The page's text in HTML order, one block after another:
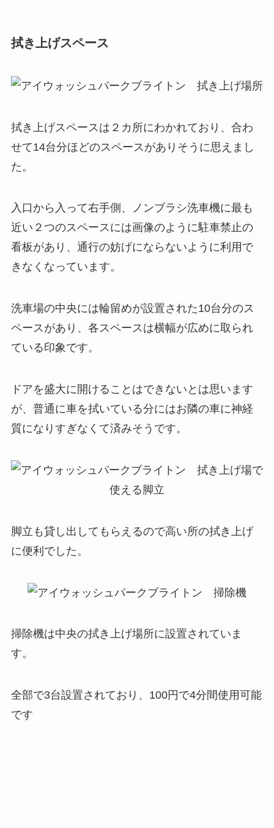
拭き上げスペース
拭き上げスペースは２カ所にわかれており、合わ
せて14台分ほどのスペースがありそうに思えまし
た。
入口から入って右手側、ノンブラシ洗車機に最も
近い２つのスペースには画像のように駐車禁止の
看板があり、通行の妨げにならないように利用で
きなくなっています。
洗車場の中央には輪留めが設置された10台分のス
ペースがあり、各スペースは横幅が広めに取られ
ている印象です。
ドアを盛大に開けることはできないとは思います
が、普通に車を拭いている分にはお隣の車に神経
質になりすぎなくて済みそうです。
脚立も貸し出してもらえるので高い所の拭き上げ
に便利でした。
掃除機は中央の拭き上げ場所に設置されていま
す。
全部で3台設置されており、100円で4分間使用可能
です